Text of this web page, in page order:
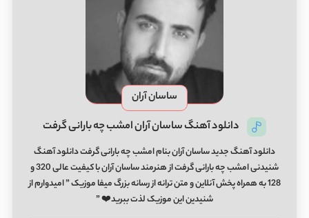
ساسان آران
دانلود آهنگ ساسان آران امشب چه بارانی گرفت
دانلود آهنگ جدید ساسان آران بنام امشب چه بارانی گرفت دانلود آهنگ
شنیدنی امشب چه بارانی گرفت از هنرمند ساسان آران با کیفیت عالی 320 و
128 به همراه پخش آنلاین و متن ترانه از رسانه بزرگ میفا موزیک ” امیدوارم از
شنیدین این موزیک لذت ببرید❤️ ”